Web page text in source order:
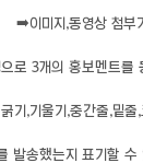
➡️이미지,동영상 첨부
로 3개의 홍보멘트를
기,기울기,중간줄,밑줄
발송했는지 표기할 수